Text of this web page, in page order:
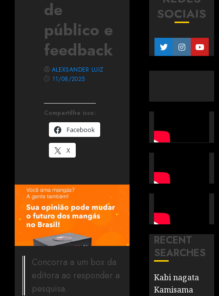
de
público e
feedback
Compartilhe isso:
Facebook
X
ALEXSANDER LUIZ
11/08/2025
Concorra a um box da
editora ao responder a
pesquisa.
SOCIAIS
RECENT
SEARCHES
Kabi nagata
Kamisama